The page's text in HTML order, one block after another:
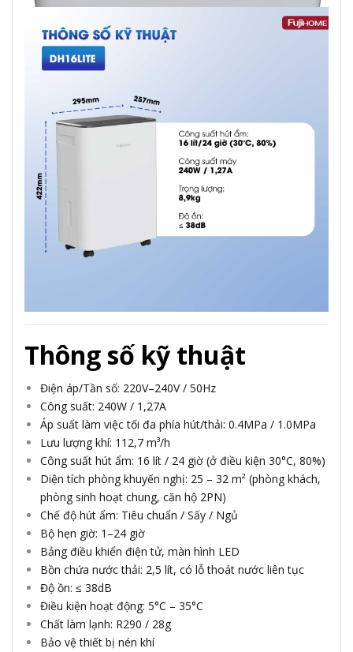
Thông số kỹ thuật
Điện áp/Tần số: 220V–240V / 50Hz
Công suất: 240W / 1,27A
Áp suất làm việc tối đa phía hút/thải: 0.4MPa / 1.0MPa
Lưu lượng khí: 112,7 m³/h
Công suất hút ẩm: 16 lít / 24 giờ (ở điều kiện 30°C, 80%)
Diện tích phòng khuyến nghị: 25 – 32 m² (phòng khách,
phòng sinh hoạt chung, căn hộ 2PN)
Chế độ hút ẩm: Tiêu chuẩn / Sấy / Ngủ
Bộ hẹn giờ: 1–24 giờ
Bảng điều khiển điện tử, màn hình LED
Bồn chứa nước thải: 2,5 lít, có lỗ thoát nước liên tục
Độ ồn: ≤ 38dB
Điều kiện hoạt động: 5°C – 35°C
Chất làm lạnh: R290 / 28g
Bảo vệ thiết bị nén khí